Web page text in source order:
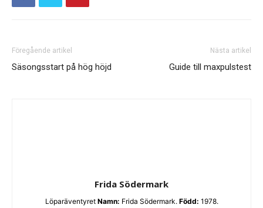
Föregående artikel
Säsongsstart på hög höjd
Nästa artikel
Guide till maxpulstest
Frida Södermark
Löparäventyret Namn: Frida Södermark. Född: 1978.